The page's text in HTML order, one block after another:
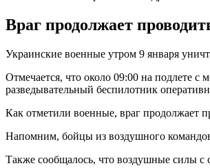
Враг продолжает
Украинские военные утром 9 января
Отмечается, что около 09:00 на подлете
разведывательный беспилотник
Как отметили военные, враг продолжает
Напомним, бойцы из воздушного
Также сообщалось, что воздушные силы с